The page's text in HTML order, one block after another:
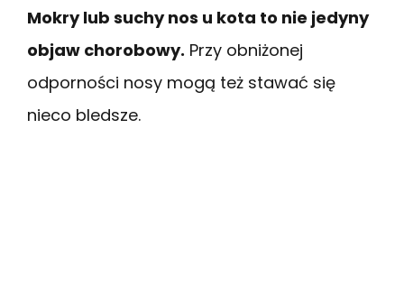
Mokry lub suchy nos u kota to nie jedyny
objaw chorobowy. Przy obniżonej
odporności nosy mogą też stawać się
nieco bledsze.